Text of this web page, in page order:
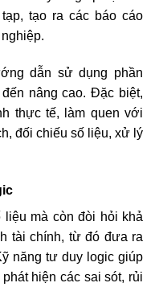
tạo ra các báo cáo
dẫn sử dụng phần
nâng cao. Đặc biệt,
thực tế, làm quen với
đối chiếu số liệu, xử lý
liệu mà còn đòi hỏi khả
tài chính, từ đó đưa ra
năng tư duy logic giúp
hiện các sai sót, rủi